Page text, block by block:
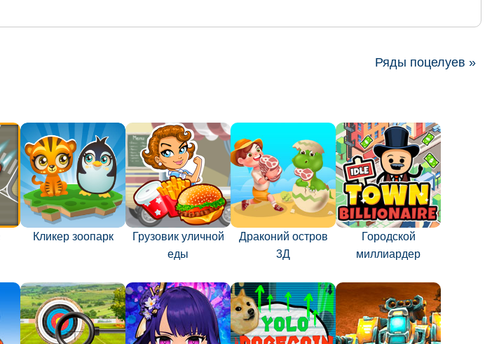
Ряды поцелуев »
Кликер зоопарк
Грузовик уличной
еды
Драконий остров
3Д
Городской
миллиардер